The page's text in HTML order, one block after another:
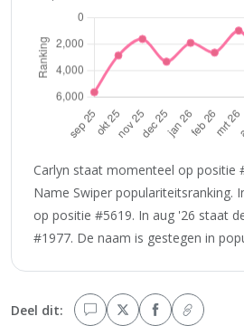
Carlyn staat momenteel op positie
Name Swiper populariteitsranking.
op positie #5619. In aug '26 staat
#1977. De naam is gestegen in
Deel dit: